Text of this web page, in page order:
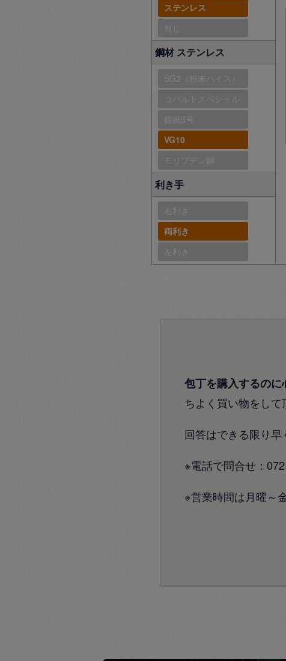
ステンレス
無し
鋼材 ステンレス
SG2（粉末ハイス）
コバルトスペシャル
銀紙3号
VG10
モリブデン鋼
利き手
右利き
両利き
左利き
包丁を購入するのに
ちよく買い物をして
回答はできる限り早
※電話で問合せ：
※営業時間は月曜～